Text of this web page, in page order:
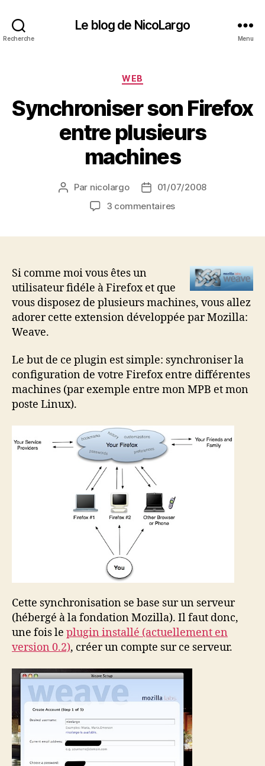
Recherche
Le blog de NicoLargo
Menu
Catégories
WEB
Synchroniser son Firefox
entre plusieurs
machines
Auteur
l’article
Par nicolargo
Date01/07/2008
3 commentairessur
plusieurs
machines
Si comme moi vous êtes un
utilisateur fidéle à Firefox et que
vous disposez de plusieurs machines, vous allez
adorer cette extension développée par Mozilla:
Weave.
Le but de ce plugin est simple: synchroniser la
configuration de votre Firefox entre différentes
machines (par exemple entre mon MPB et mon
poste Linux).
Cette synchronisation se base sur un serveur
(hébergé à la fondation Mozilla). Il faut donc,
une fois le plugin installé (actuellement en
version 0.2), créer un compte sur ce serveur.